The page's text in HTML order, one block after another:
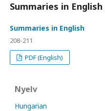
Summaries in English
Summaries in English
208-211
PDF (English)
Nyelv
Hungarian